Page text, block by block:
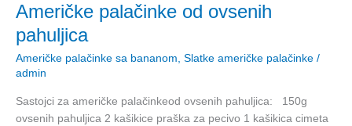
Američke palačinke od ovsenih
pahuljica
Američke palačinke sa bananom Slatke američke palačinke /
admin
Sastojci za američke palačinkeod ovsenih pahuljica: 150g
ovsenih pahuljica 2 kašikice praška za pecivo 1 kašikica cimeta
od
ovsenih
pahuljica